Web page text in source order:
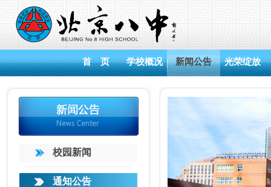
首 页 学校概况 新闻公告 光荣绽放
校园新闻
通知公告